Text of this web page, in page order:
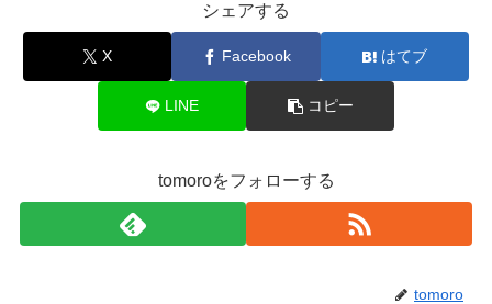
シェアする
X Facebook はてブ
LINE コピー
tomoroをフォローする
tomoro